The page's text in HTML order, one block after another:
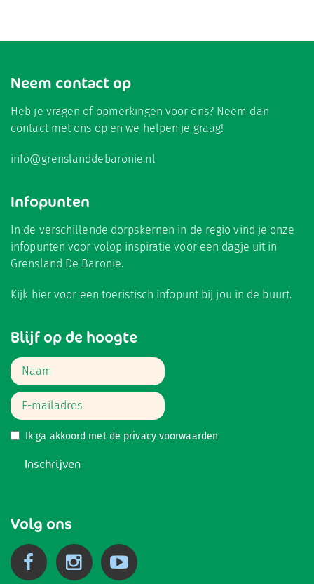
Neem contact op
Heb je vragen of opmerkingen voor ons? Neem dan
contact met ons op en we helpen je graag!
info@grenslanddebaronie.nl
Infopunten
In de verschillende dorpskernen in de regio vind je onze
infopunten voor volop inspiratie voor een dagje uit in
Grensland De Baronie.
Kijk hiervoor een toeristisch infopunt bij jou in de buurt.
Blijf op de hoogte
Ik ga akkoord met de privacy voorwaarden
Inschrijven
Volg ons